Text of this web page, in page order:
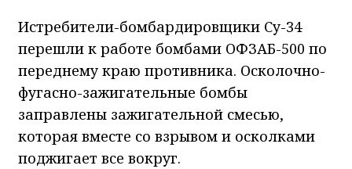
Истребители-бомбардировщики Су-34
перешли к работе бомбами ОФЗАБ-500 по
переднему краю противника. Осколочно-
фугасно-зажигательные бомбы
заправлены зажигательной смесью,
которая вместе со взрывом и осколками
поджигает все вокруг.